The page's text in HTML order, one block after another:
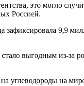
это могло
Россией.
зафиксировала 9,9
выгодным из-за
углеводороды на